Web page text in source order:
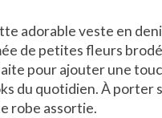
adorable veste en
de petites fleurs
pour ajouter une
du quotidien. À porter
robe assortie.